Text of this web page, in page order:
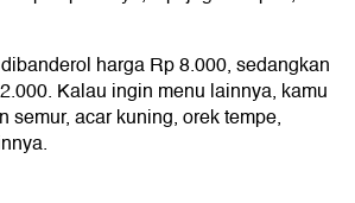
harga Rp 8.000, sedangkan
Kalau ingin menu lainnya, kamu
semur, acar kuning, orek tempe,